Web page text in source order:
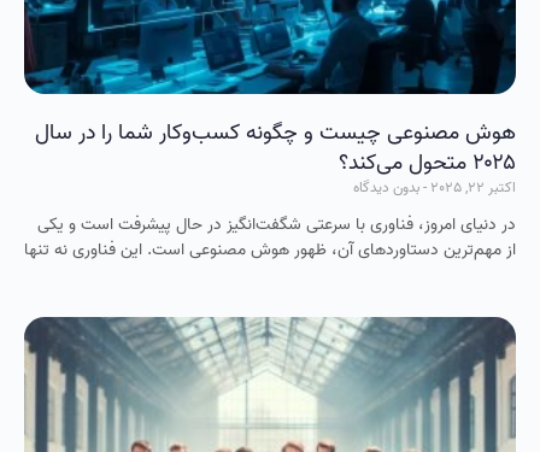
هوش مصنوعی چیست و چگونه کسب‌وکار شما را در سال
۲۰۲۵ متحول می‌کند؟
اکتبر 22, 2025 بدون دیدگاه
در دنیای امروز، فناوری با سرعتی شگفت‌انگیز در حال پیشرفت است و یکی
از مهم‌ترین دستاوردهای آن، ظهور هوش مصنوعی است. این فناوری نه‌ تنها